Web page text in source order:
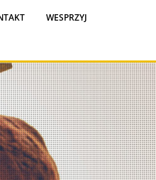
WESPRZYJ